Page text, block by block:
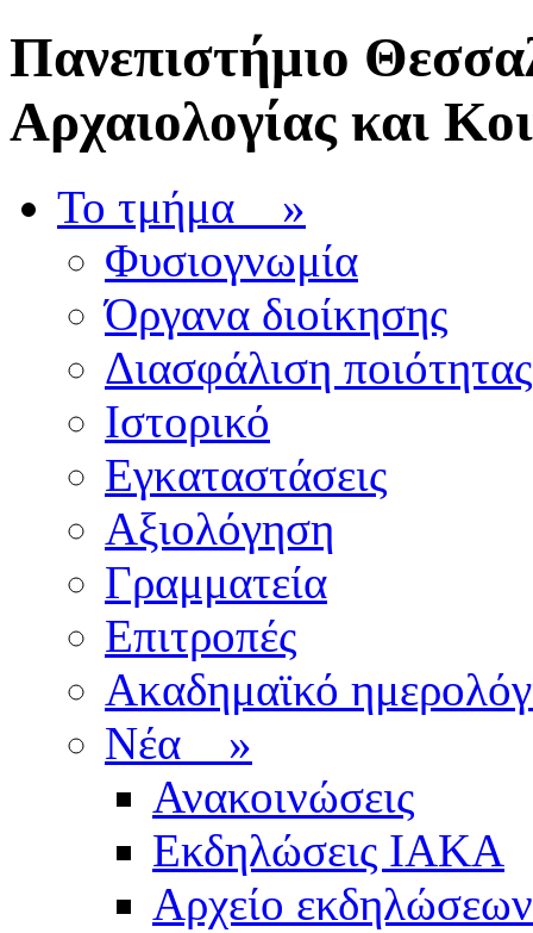
Πανεπιστήμιο
Αρχαιολογίας και
Το τμήμα »
Φυσιογνωμία
Όργανα διοίκησης
Διασφάλιση ποιότητας
Ιστορικό
Εγκαταστάσεις
Αξιολόγηση
Γραμματεία
Επιτροπές
Ακαδημαϊκό
Νέα »
Ανακοινώσεις
Εκδηλώσεις ΙΑΚΑ
Αρχείο εκδηλώσεων